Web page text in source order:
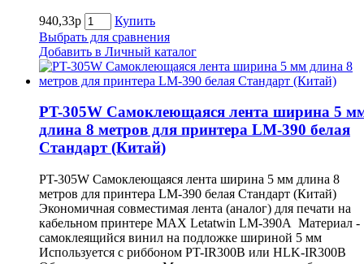
940,33р
Купить
Выбрать для сравнения
Добавить в Личный каталог
PT-305W Самоклеющаяся лента ширина 5
длина 8 метров для принтера LM-390 белая
Cтандарт (Китай)
PT-305W Самоклеющаяся лента ширина 5 мм длина 8
метров для принтера LM-390 белая Cтандарт (Китай)
Экономичная совместимая лента (аналог) для печати на
кабельном принтере MAX Letatwin LM-390A Материал -
самоклеящийся винил на подложке шириной 5 мм
Используется с риббоном PT-IR300B или HLK-IR300B